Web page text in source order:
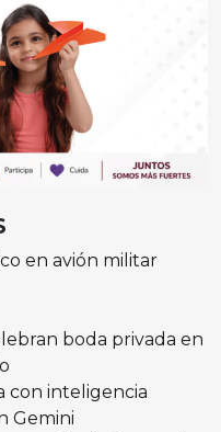
en avión militar
boda privada en
con inteligencia
Gemini